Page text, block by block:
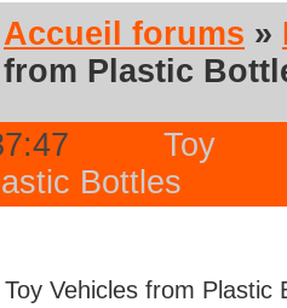
Accueil forums »
from Plastic
Toy
Bottles
Toy Vehicles from Plastic